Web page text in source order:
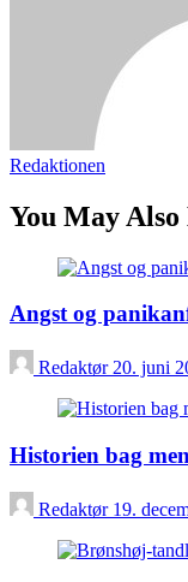
Redaktionen
You May
Angst og
Redaktør 20. juni
Historien bag
Redaktør 19.